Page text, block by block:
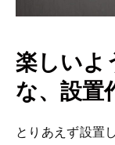
楽しいよ
な、設置
とりあえず設置